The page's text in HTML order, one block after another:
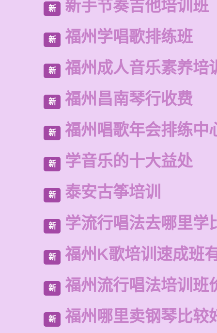
新 新手节奏吉他培训班
新 福州学唱歌排练班
新 福州成人音乐素养培
新 福州昌南琴行收费
新 福州唱歌年会排练中
新 学音乐的十大益处
新 泰安古筝培训
新 学流行唱法去哪里学
新 福州K歌培训速成班
新 福州流行唱法培训班
新 福州哪里卖钢琴比较